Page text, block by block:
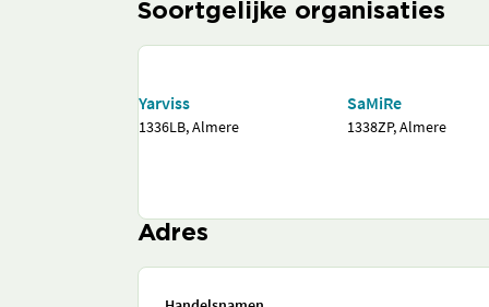
Soortgelijke organisaties
Yarviss
1336LB, Almere
SaMiRe
1338ZP, Almere
Adres